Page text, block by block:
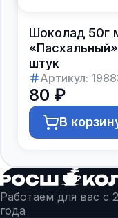
Шоколад 50г
штук
Артикул:
80 ₽
В
Работаем для вас с
года